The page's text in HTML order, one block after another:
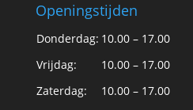
Openingstijden
Donderdag: 10.00 – 17.00
Vrijdag:
10.00 – 17.00
Zaterdag:
10.00 – 17.00